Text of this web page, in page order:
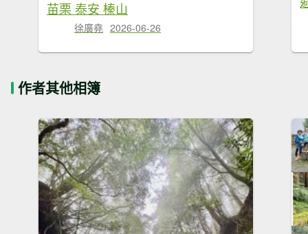
苗栗 泰安 榛山
徐廣堯 2026-06-26
作者其他相簿